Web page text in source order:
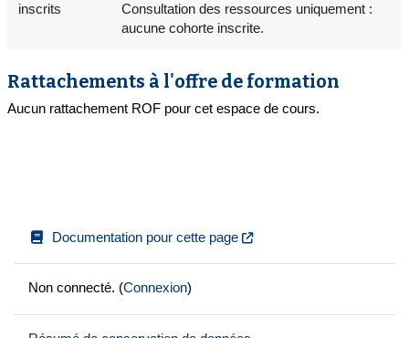
inscrits
Consultation des ressources uniquement :
aucune cohorte inscrite.
Rattachements à l'offre de formation
Aucun rattachement ROF pour cet espace de cours.
Documentation pour cette page
Non connecté. (Connexion)